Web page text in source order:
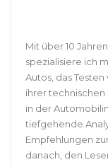
Mit über 10
spezialisiere ich
Autos, das
ihrer technischen
in der
tiefgehende
Empfehlungen
danach, den